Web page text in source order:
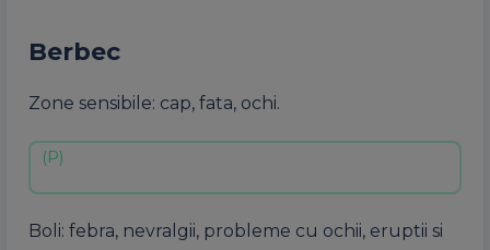
Berbec
Zone sensibile: cap, fata, ochi.
Boli: febra, nevralgii, probleme cu ochii, eruptii si